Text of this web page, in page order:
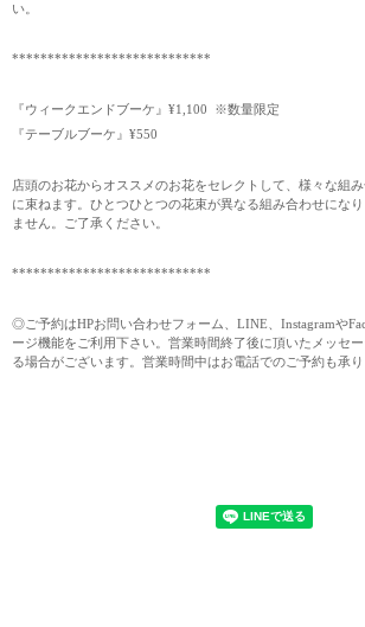
い。
****************************
『ウィークエンドブーケ』¥1,100 ※数量限定
『テーブルブーケ』¥550
店頭のお花からオススメのお花をセレクトして、様々な組
に束ねます。ひとつひとつの花束が異なる組み合わせにな
ません。ご了承ください。
****************************
◎ご予約はHPお問い合わせフォーム、LINE、Instagramや
ージ機能をご利用下さい。営業時間終了後に頂いたメッセ
る場合がございます。営業時間中はお電話でのご予約も承り